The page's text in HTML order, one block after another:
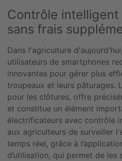
Contrôle intelligent
sans frais
Dans l'agriculture
utilisateurs de smartphones
innovantes pour gérer plus
troupeaux et leurs pâturages.
pour les clôtures, offre
et constitue un élément
électrificateurs avec contrôle
aux agriculteurs de surveiller
temps réel, grâce à
d’utilisation, qui permet de les